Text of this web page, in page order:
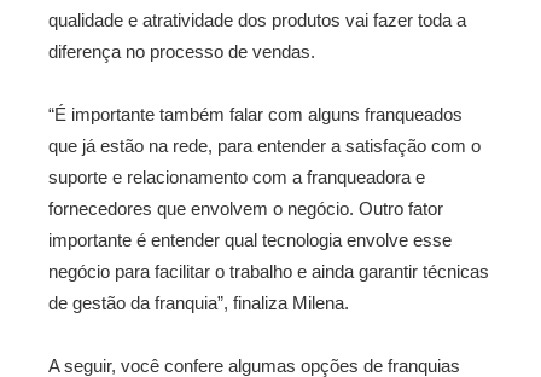
qualidade e atratividade dos produtos vai fazer toda a
diferença no processo de vendas.
“É importante também falar com alguns franqueados
que já estão na rede, para entender a satisfação com o
suporte e relacionamento com a franqueadora e
fornecedores que envolvem o negócio. Outro fator
importante é entender qual tecnologia envolve esse
negócio para facilitar o trabalho e ainda garantir técnicas
de gestão da franquia”, finaliza Milena.
A seguir, você confere algumas opções de franquias